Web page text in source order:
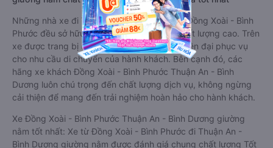
Những nhà xe đi Thuận An - Bình Dương từ Đồng Xoài - Bình
Phước đều sở hữu những xe giường nằm chất lượng cao. Trên
xe được trang bị đầy đủ các trang thiết bị hiện đại phục vụ
cho nhu cầu di chuyển của hành khách. Bên cạnh đó, các
hãng xe khách Đồng Xoài - Bình Phước Thuận An - Bình
Dương luôn chú trọng đến chất lượng dịch vụ, không ngừng
cải thiện để mang đến trải nghiệm hoàn hảo cho hành khách.
Xe Đồng Xoài - Bình Phước Thuận An - Bình Dương giường
nằm tốt nhất: Xe từ Đồng Xoài - Bình Phước đi Thuận An -
Bình Dương giường nằm được đánh giá chung chất lượng Tốt